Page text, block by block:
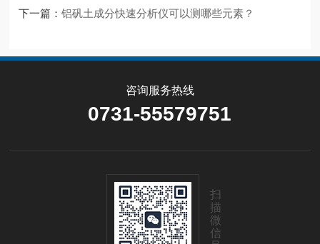
下一篇：铝矾土成分快速分析仪可以测哪些元素？
咨询服务热线
0731-55579751
扫
描
微
信